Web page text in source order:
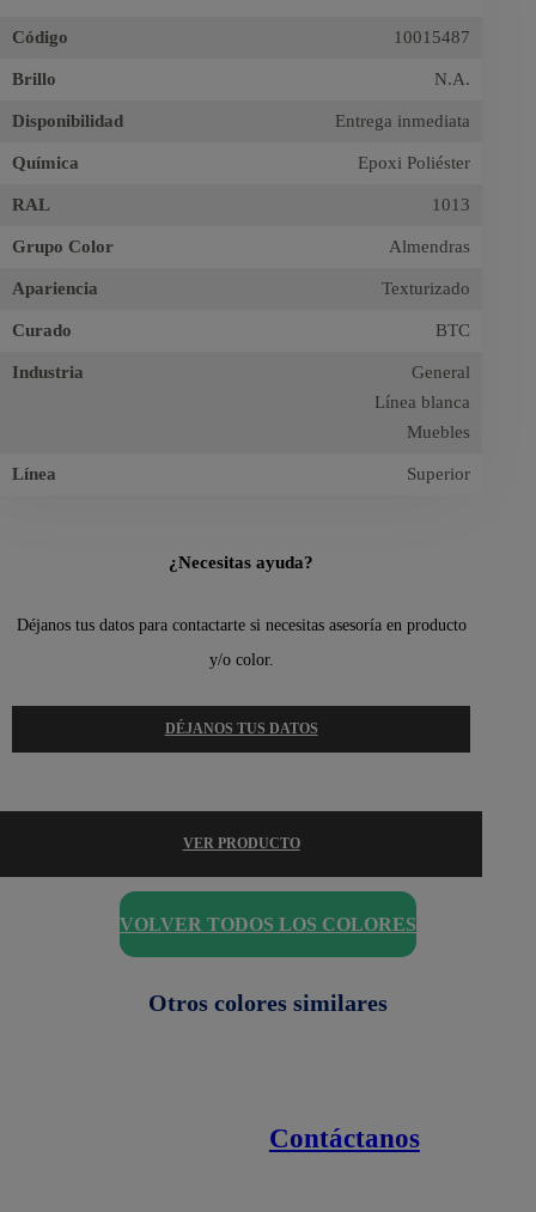
Código 10015487
Brillo N.A.
Disponibilidad Entrega inmediata
Química Epoxi Poliéster
RAL 1013
Grupo Color Almendras
Apariencia Texturizado
Curado BTC
Industria
General
Línea blanca
Muebles
Línea Superior
¿Necesitas ayuda?
Déjanos tus datos para contactarte si necesitas asesoría en producto
y/o color.
DÉJANOS TUS DATOS
VER PRODUCTO
VOLVER TODOS LOS COLORES
Otros colores similares
Contáctanos